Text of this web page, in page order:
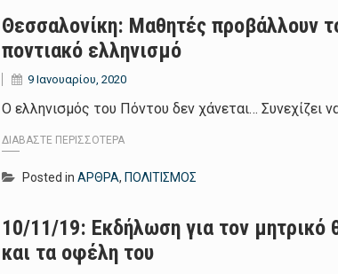
Θεσσαλονίκη: Μαθητές προβάλλουν
ποντιακό ελληνισμό
9 Ιανουαρίου, 2020
Ο ελληνισμός του Πόντου δεν χάνεται… Συνεχίζει
ΔΙΑΒΆΣΤΕ ΠΕΡΙΣΣΌΤΕΡΑ
Posted in ΑΡΘΡΑ, ΠΟΛΙΤΙΣΜΟΣ
10/11/19: Εκδήλωση για τον μητρικό
και τα οφέλη του